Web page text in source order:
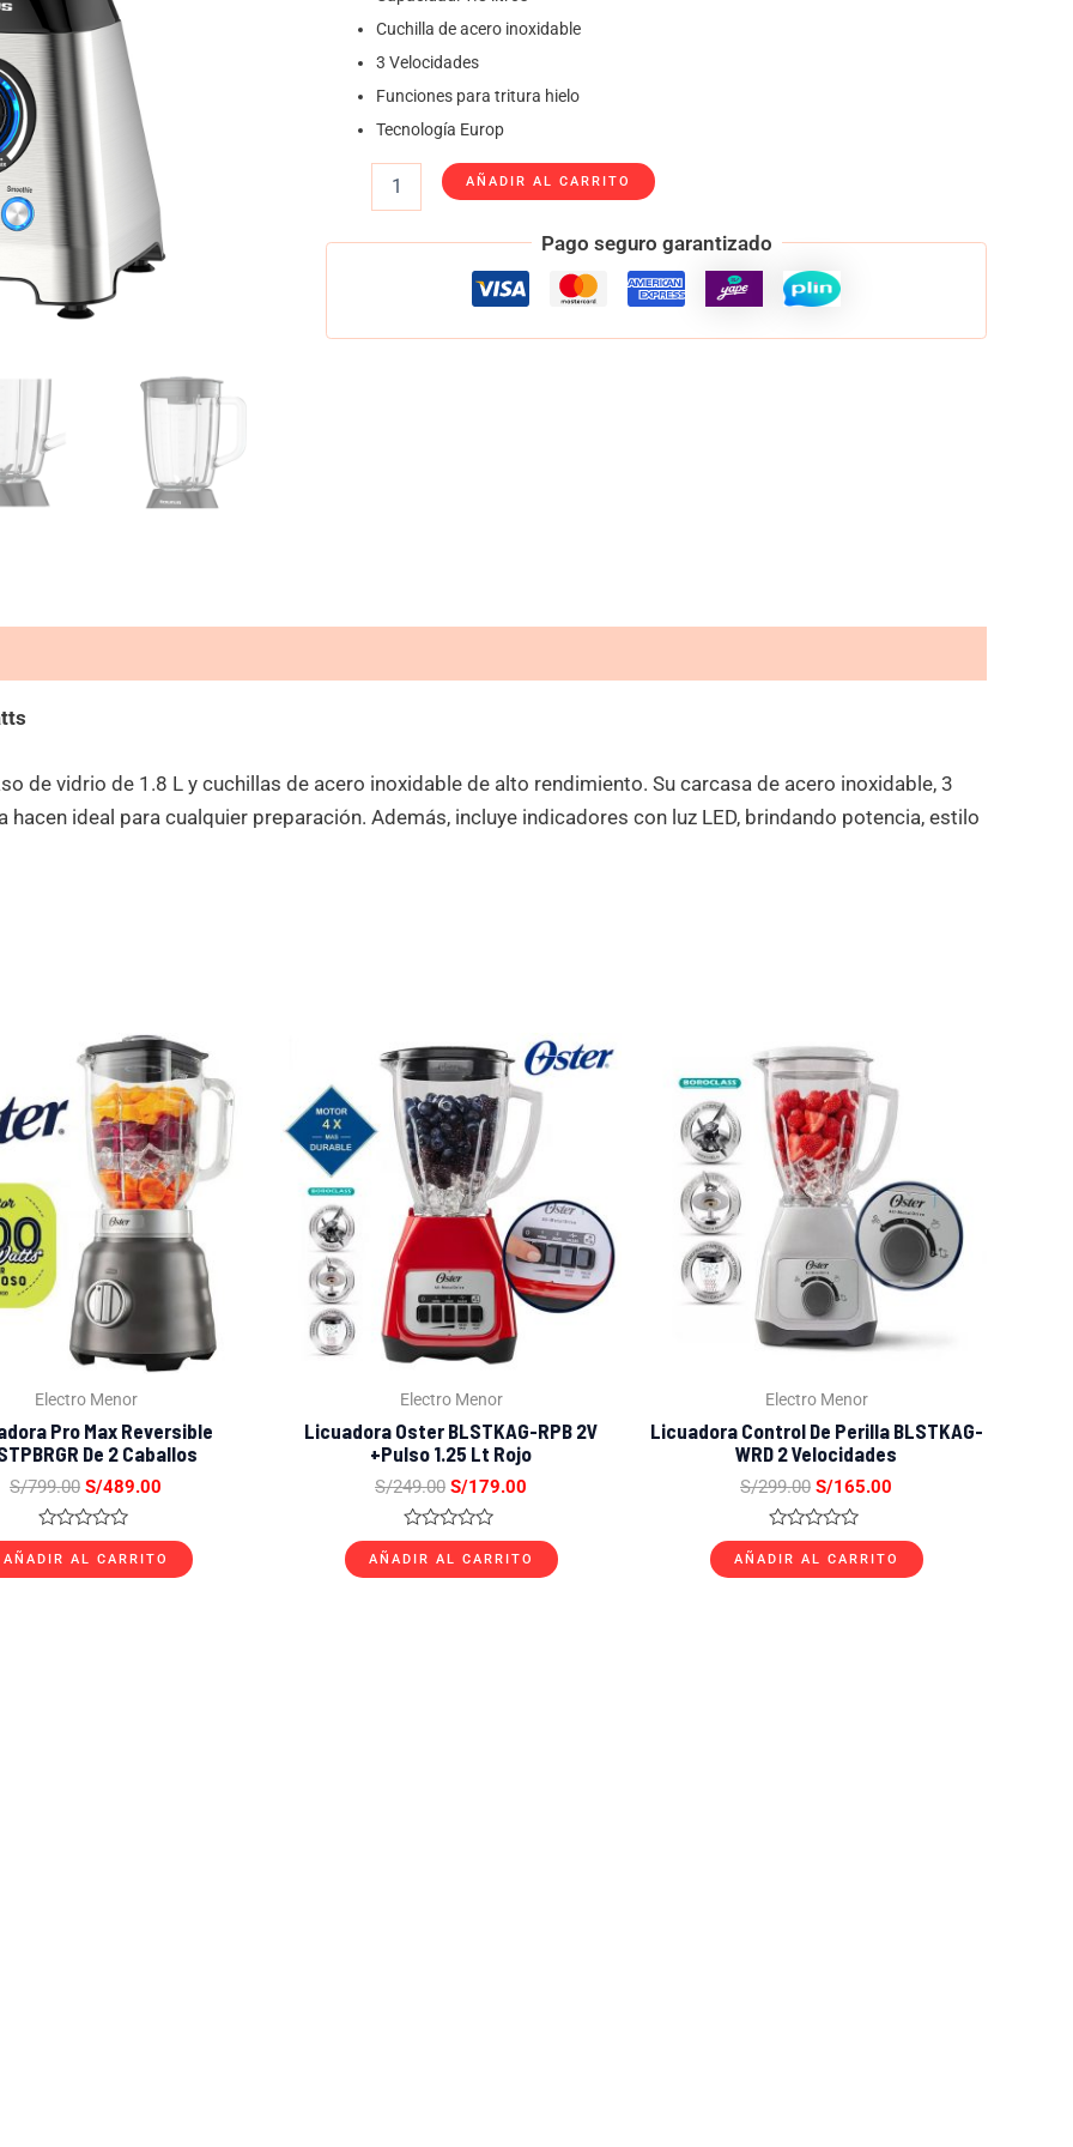
Cuchilla de acero inoxidable
3 Velocidades
Funciones para tritura hielo
Tecnología Europ
AÑADIR AL CARRITO
Pago seguro garantizado
de vidrio de 1.8 L y cuchillas de acero inoxidable de alto rendimiento. Su carcasa de acero inoxidable, 3
ideal para cualquier preparación. Además, incluye indicadores con luz LED, brindando potencia, estilo
Electro Menor
Pro Max Reversible
De 2 Caballos
S/799.00
El
precio
original
era:
S/799.00.
S/489.00
El
precio
actual
es:
S/489.00.
Valorado
con
0
AÑADIR AL CARRITO
Electro Menor
Licuadora Oster BLSTKAG-RPB 2V
+Pulso 1.25 Lt Rojo
S/249.00
El
precio
original
era:
S/249.00.
S/179.00
El
precio
actual
es:
S/179.00.
Valorado
con
0
AÑADIR AL CARRITO
Electro Menor
Licuadora Control De Perilla BLSTKAG-
WRD 2 Velocidades
S/299.00
El
precio
original
era:
S/299.00.
S/165.00
actual
es:
S/165.00.
Valorado
con
0
AÑADIR AL CARRITO